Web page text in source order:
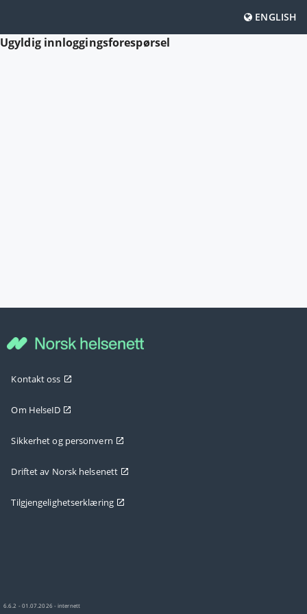
ENGLISH
Ugyldig innloggingsforespørsel
Kontakt oss
Om HelseID
Sikkerhet og personvern
Driftet av Norsk helsenett
Tilgjengelighetserklæring
6.6.2 - 01.07.2026 - internett